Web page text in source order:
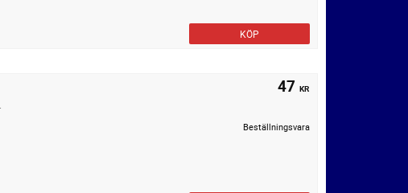
KÖP
47 KR
Beställningsvara